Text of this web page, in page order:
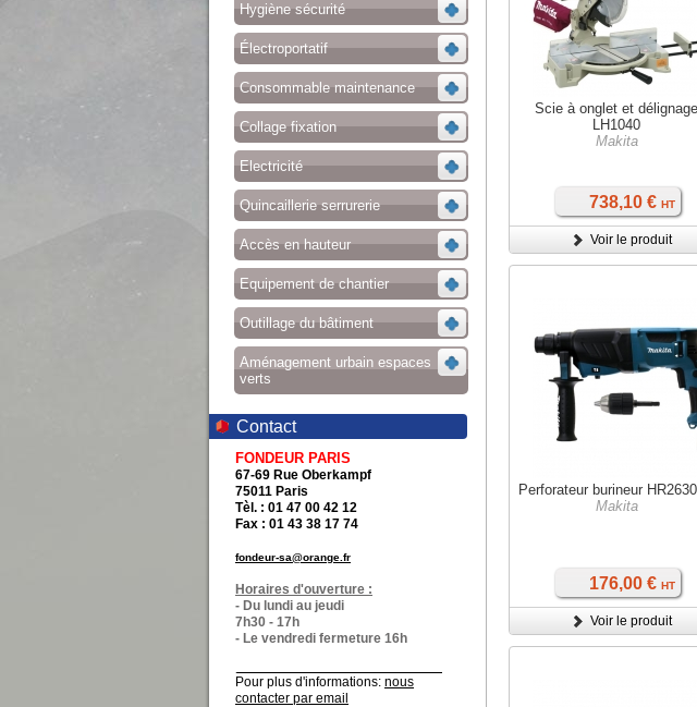
Hygiène sécurité
Électroportatif
Consommable maintenance
Collage fixation
Electricité
Quincaillerie serrurerie
Accès en hauteur
Equipement de chantier
Outillage du bâtiment
Aménagement urbain espaces
verts
Contact
FONDEUR PARIS
67-69 Rue Oberkampf
75011 Paris
Tèl. : 01 47 00 42 12
Fax : 01 43 38 17 74
fondeur-sa@orange.fr
Horaires d'ouverture :
- Du lundi au jeudi
7h30 - 17h
- Le vendredi fermeture 16h
Pour plus d'informations: nous
contacter par email
Scie à onglet et délignage
LH1040
Makita
738,10 € HT
Voir le produit
Perforateur burineur
Makita
176,00 € HT
Voir le produit